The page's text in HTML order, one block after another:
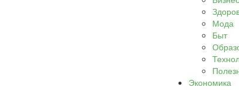
Мода
Быт
Экономика